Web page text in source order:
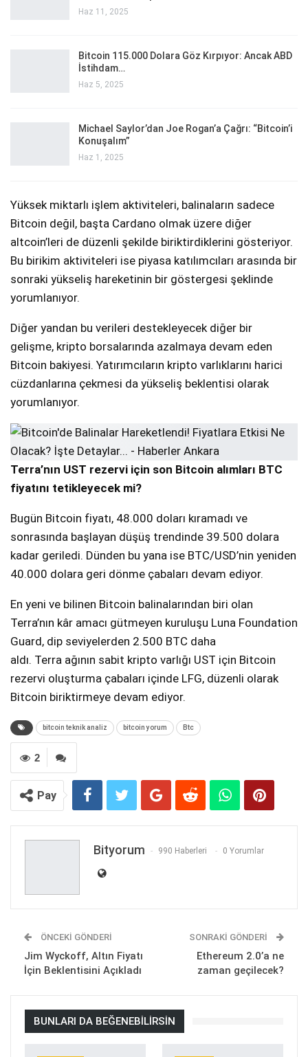
Haz 11, 2025
Bitcoin 115.000 Dolara Göz Kırpıyor: Ancak ABD
İstihdam…
Haz 5, 2025
Michael Saylor’dan Joe Rogan’a Çağrı: “Bitcoin’i
Konuşalım”
Haz 1, 2025
Yüksek miktarlı işlem aktiviteleri, balinaların sadece
Bitcoin değil, başta Cardano olmak üzere diğer
altcoin’leri de düzenli şekilde biriktirdiklerini gösteriyor.
Bu birikim aktiviteleri ise piyasa katılımcıları arasında bir
sonraki yükseliş hareketinin bir göstergesi şeklinde
yorumlanıyor.
Diğer yandan bu verileri destekleyecek diğer bir
gelişme, kripto borsalarında azalmaya devam eden
Bitcoin bakiyesi. Yatırımcıların kripto varlıklarını harici
cüzdanlarına çekmesi da yükseliş beklentisi olarak
yorumlanıyor.
Terra’nın UST rezervi için son Bitcoin alımları BTC
fiyatını tetikleyecek mi?
Bugün Bitcoin fiyatı, 48.000 doları kıramadı ve
sonrasında başlayan düşüş trendinde 39.500 dolara
kadar geriledi. Dünden bu yana ise BTC/USD’nin yeniden
40.000 dolara geri dönme çabaları devam ediyor.
En yeni ve bilinen Bitcoin balinalarından biri olan
Terra’nın kâr amacı gütmeyen kuruluşu Luna Foundation
Guard, dip seviyelerden 2.500 BTC daha
aldı. Terra ağının sabit kripto varlığı UST için Bitcoin
rezervi oluşturma çabaları içinde LFG, düzenli olarak
Bitcoin biriktirmeye devam ediyor.
bitcoin teknik analiz bitcoin yorum Btc
2
Pay
Bityorum 990 Haberleri 0 Yorumlar
ÖNCEKI GÖNDERI
Jim Wyckoff, Altın Fiyatı
İçin Beklentisini Açıkladı
SONRAKI GÖNDERI
Ethereum 2.0’a ne
zaman geçilecek?
BUNLARI DA BEĞENEBILIRSIN